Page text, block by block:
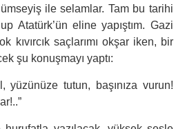
ile selamlar. Tam bu tarihi
Atatürk’ün eline yapıştım. Gazi
kıvırcık saçlarımı okşar iken, bir
şu konuşmayı yaptı:
tutun, başınıza vurun!